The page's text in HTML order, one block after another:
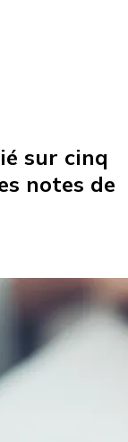
sur cinq
notes de